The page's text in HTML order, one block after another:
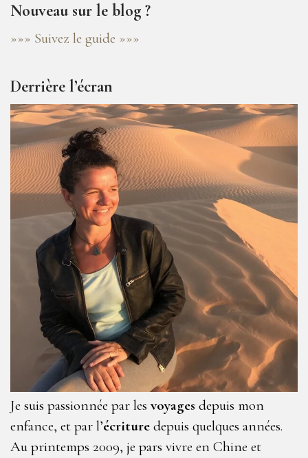
Nouveau sur le blog ?
»»» Suivez le guide »»»
Derrière l’écran
Je suis passionnée par les voyages depuis mon
enfance, et par l’écriture depuis quelques années.
Au printemps 2009, je pars vivre en Chine et